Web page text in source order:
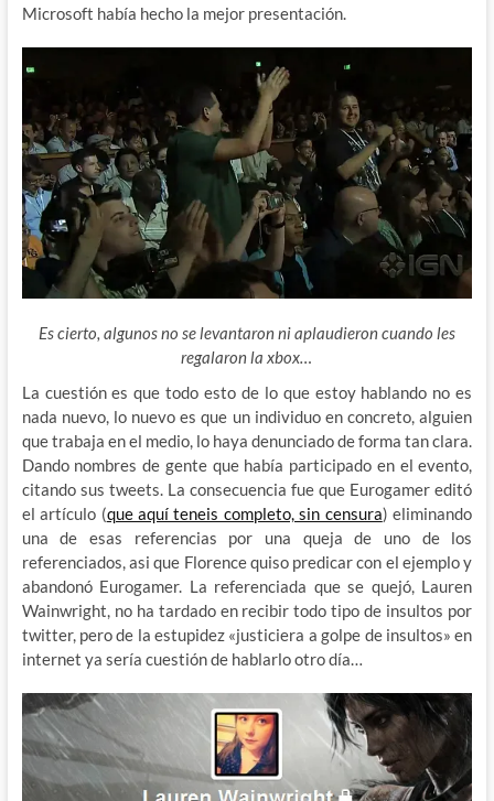
Microsoft había hecho la mejor presentación.
Es cierto, algunos no se levantaron ni aplaudieron cuando les
regalaron la xbox…
La cuestión es que todo esto de lo que estoy hablando no es
nada nuevo, lo nuevo es que un individuo en concreto, alguien
que trabaja en el medio, lo haya denunciado de forma tan clara.
Dando nombres de gente que había participado en el evento,
citando sus tweets. La consecuencia fue que Eurogamer editó
el artículo (que aquí teneis completo, sin censura) eliminando
una de esas referencias por una queja de uno de los
referenciados, asi que Florence quiso predicar con el ejemplo y
abandonó Eurogamer. La referenciada que se quejó, Lauren
Wainwright, no ha tardado en recibir todo tipo de insultos por
twitter, pero de la estupidez «justiciera a golpe de insultos» en
internet ya sería cuestión de hablarlo otro día…